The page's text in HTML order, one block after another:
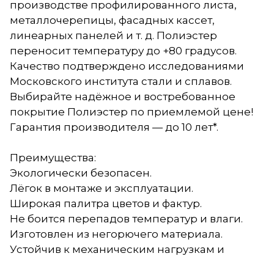
производстве профилированного листа,
металлочерепицы, фасадных кассет,
линеарных панелей и т. д. Полиэстер
переносит температуру до +80 градусов.
Качество подтверждено исследованиями
Московского института стали и сплавов.
Выбирайте надёжное и востребованное
покрытие Полиэстер по приемлемой цене!
Гарантия производителя — до 10 лет*.
Преимущества:
Экологически безопасен.
Лёгок в монтаже и эксплуатации.
Широкая палитра цветов и фактур.
Не боится перепадов температур и влаги.
Изготовлен из негорючего материала.
Устойчив к механическим нагрузкам и